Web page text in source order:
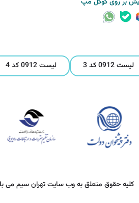
لیست 0912 کد 3 لیست 0912 کد 4
کلیه حقوق متعلق به وب سایت تهران سیم می